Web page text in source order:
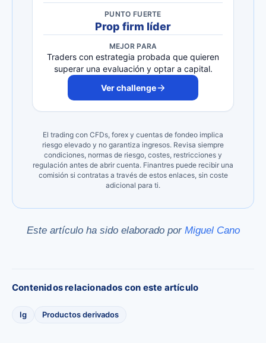
PUNTO FUERTE
Prop firm líder
MEJOR PARA
Traders con estrategia probada que quieren
superar una evaluación y optar a capital.
Ver challenge
El trading con CFDs, forex y cuentas de fondeo implica
riesgo elevado y no garantiza ingresos. Revisa siempre
condiciones, normas de riesgo, costes, restricciones y
regulación antes de abrir cuenta. Finantres puede recibir una
comisión si contratas a través de estos enlaces, sin coste
adicional para ti.
Este artículo ha sido elaborado por Miguel Cano
Contenidos relacionados con este artículo
Ig Productos derivados